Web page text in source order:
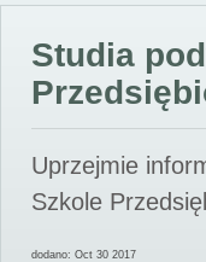
Studia
Uprzejmie
Szkole
dodano: Oct 30 2017